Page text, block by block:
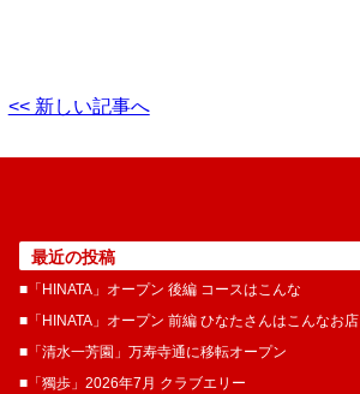
<< 新しい記事へ
最近の投稿
■「HINATA」オープン 後編 コースはこんな
■「HINATA」オープン 前編 ひなたさんはこんなお店
■「清水一芳園」万寿寺通に移転オープン
■「獨歩」2026年7月 クラブエリー